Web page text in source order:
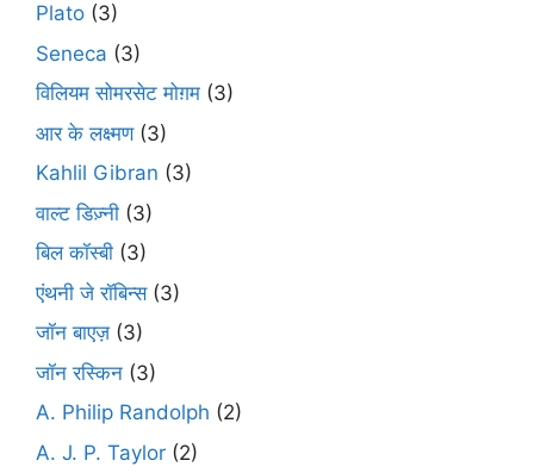
Plato (3)
Seneca (3)
विलियम सोमरसेट मोग़म (3)
आर के लक्ष्मण(3)
Kahlil Gibran (3)
वाल्ट डिज़्नी (3)
बिल कॉस्बी (3)
एंथनी जे रॉबिन्स(3)
जॉन बाएज़ (3)
जॉन रस्किन (3)
A. Philip Randolph (2)
A. J. P. Taylor (2)